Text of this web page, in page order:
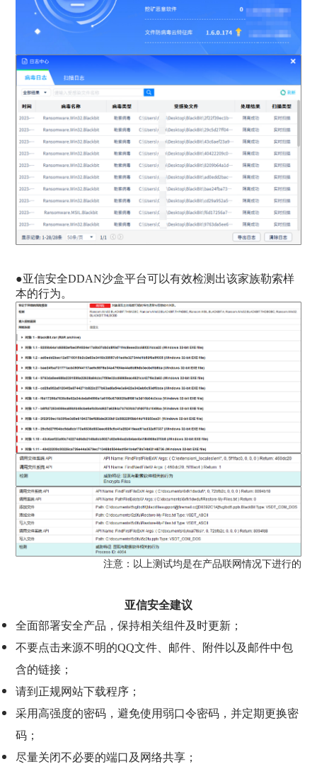
●亚信安全DDAN沙盒平台可以有效检测出该家族勒索样
本的行为。
注意：以上测试均是在产品联网情况下进行的
亚信安全建议
全面部署安全产品，保持相关组件及时更新；
不要点击来源不明的QQ文件、邮件、附件以及邮件中包
含的链接；
请到正规网站下载程序；
采用高强度的密码，避免使用弱口令密码，并定期更换密
码；
尽量关闭不必要的端口及网络共享；